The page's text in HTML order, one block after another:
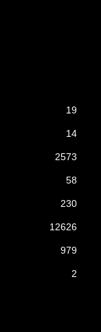
19
14
2573
58
230
12626
979
2